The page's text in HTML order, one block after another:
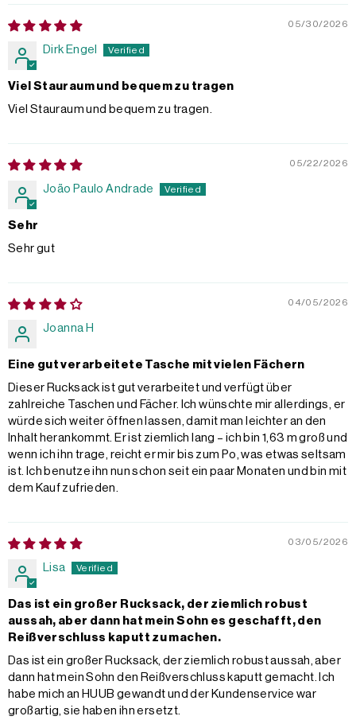
05/30/2026
Dirk Engel
Viel Stauraum und bequem zu tragen
Viel Stauraum und bequem zu tragen.
05/22/2026
João Paulo Andrade
Sehr
Sehr gut
04/05/2026
Joanna H
Eine gut verarbeitete Tasche mit vielen Fächern
Dieser Rucksack ist gut verarbeitet und verfügt über
zahlreiche Taschen und Fächer. Ich wünschte mir allerdings, er
würde sich weiter öffnen lassen, damit man leichter an den
Inhalt herankommt. Er ist ziemlich lang – ich bin 1,63 m groß und
wenn ich ihn trage, reicht er mir bis zum Po, was etwas seltsam
ist. Ich benutze ihn nun schon seit ein paar Monaten und bin mit
dem Kauf zufrieden.
03/05/2026
Lisa
Das ist ein großer Rucksack, der ziemlich robust
aussah, aber dann hat mein Sohn es geschafft, den
Reißverschluss kaputt zu machen.
Das ist ein großer Rucksack, der ziemlich robust aussah, aber
dann hat mein Sohn den Reißverschluss kaputt gemacht. Ich
habe mich an HUUB gewandt und der Kundenservice war
großartig, sie haben ihn ersetzt.